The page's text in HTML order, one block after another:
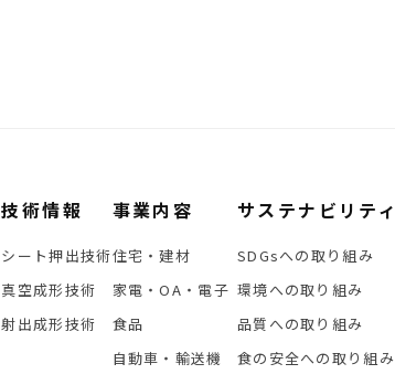
技術情報
シート押出技術
真空成形技術
射出成形技術
事業内容
住宅・建材
家電・OA・電子
食品
自動車・輸送機
サステナビリティ
SDGsへの取り組み
環境への取り組み
品質への取り組み
食の安全への取り組み